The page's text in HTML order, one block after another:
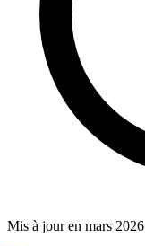
Mis à jour en mars 2026